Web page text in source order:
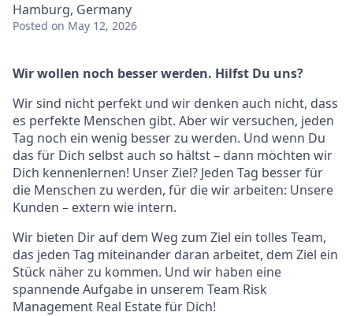
Hamburg, Germany
Posted on May 12, 2026
Wir wollen noch besser werden. Hilfst Du uns?
Wir sind nicht perfekt und wir denken auch nicht, dass
es perfekte Menschen gibt. Aber wir versuchen, jeden
Tag noch ein wenig besser zu werden. Und wenn Du
das für Dich selbst auch so hältst – dann möchten wir
Dich kennenlernen! Unser Ziel? Jeden Tag besser für
die Menschen zu werden, für die wir arbeiten: Unsere
Kunden – extern wie intern.
Wir bieten Dir auf dem Weg zum Ziel ein tolles Team,
das jeden Tag miteinander daran arbeitet, dem Ziel ein
Stück näher zu kommen. Und wir haben eine
spannende Aufgabe in unserem Team Risk
Management Real Estate für Dich!